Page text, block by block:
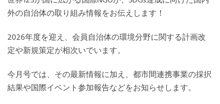
South America Secretariat
USA Office
外の自治体の取り組み情報をお伝えします！
2026年度を迎え、会員自治体の環境分野に関する計画改
定や新規策定が相次いでいます。
今月号では、その最新情報に加え、都市間連携事業の採択
結果や国際イベント参加報告などをお知らせします。